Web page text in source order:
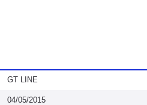
GT LINE
04/05/2015